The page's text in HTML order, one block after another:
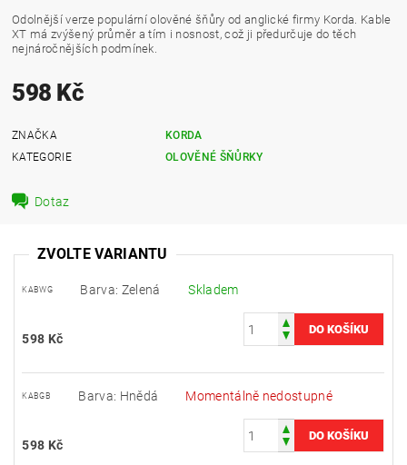
Odolnější verze populární olověné šňůry od anglické firmy Korda. Kable
XT má zvýšený průměr a tím i nosnost, což ji předurčuje do těch
nejnáročnějších podmínek.
598 Kč
ZNAČKA
KORDA
KATEGORIE
OLOVĚNÉ ŠŇŮRKY
Dotaz
ZVOLTE VARIANTU
KABWG Barva: Zelená Skladem
598 Kč
KABGB Barva: Hnědá Momentálně nedostupné
598 Kč